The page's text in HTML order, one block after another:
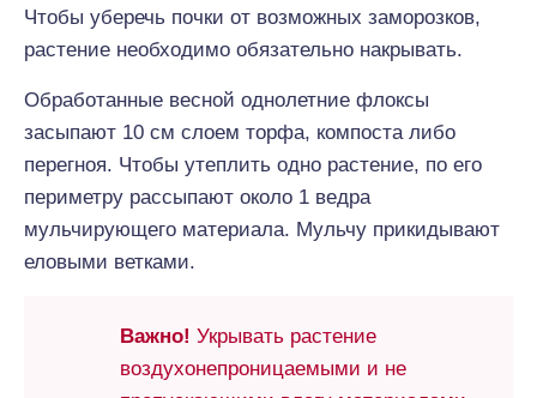
Чтобы уберечь почки от возможных заморозков,
растение необходимо обязательно накрывать.
Обработанные весной однолетние флоксы
засыпают 10 см слоем торфа, компоста либо
перегноя. Чтобы утеплить одно растение, по его
периметру рассыпают около 1 ведра
мульчирующего материала. Мульчу прикидывают
еловыми ветками.
Важно! Укрывать растение
воздухонепроницаемыми и не